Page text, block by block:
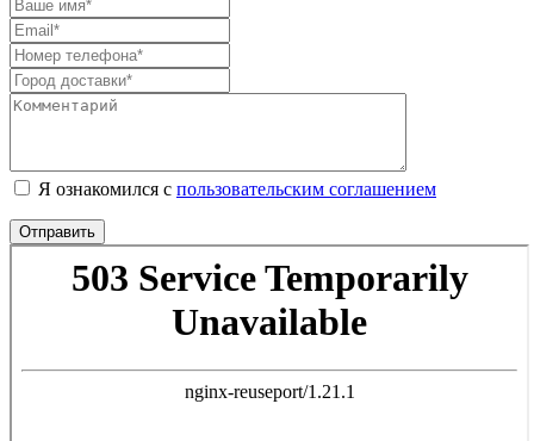
Я ознакомился с пользовательским соглашением